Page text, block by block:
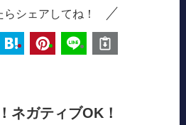
らシェアしてね！
ネガティブOK！